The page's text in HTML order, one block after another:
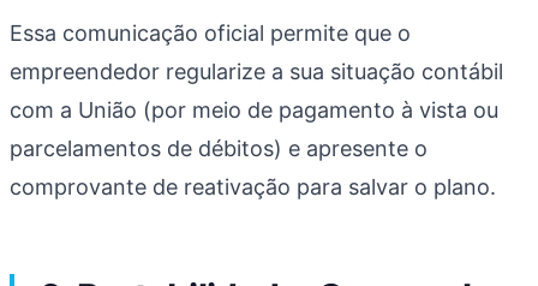
Essa comunicação oficial permite que o
empreendedor regularize a sua situação contábil
com a União (por meio de pagamento à vista ou
parcelamentos de débitos) e apresente o
comprovante de reativação para salvar o plano.